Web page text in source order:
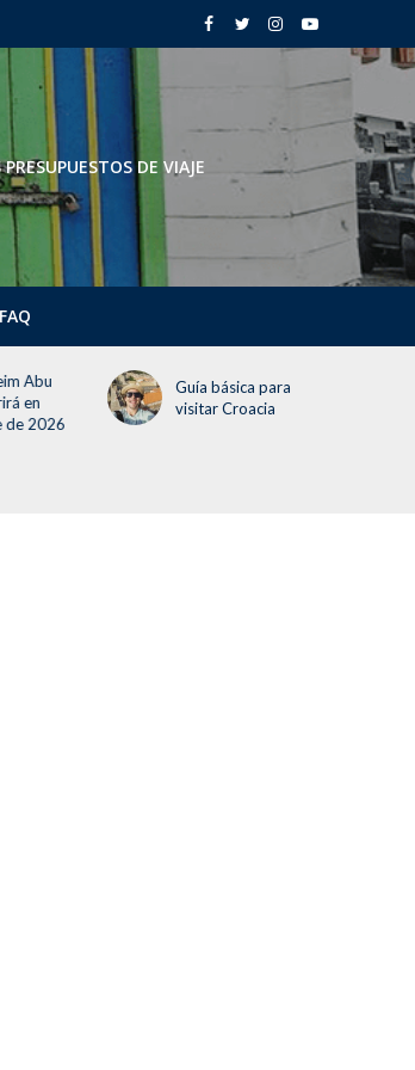
DE VIAJE
FAQ
Abu
en
de 2026
Guía básica para
visitar Croacia